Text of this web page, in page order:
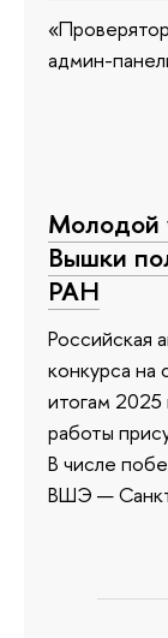
админ-
Молодой
Вышки
РАН
Российская
конкурса
итогам 2025
работы
В числе
ВШЭ —